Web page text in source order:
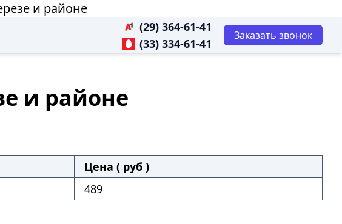
и районе
(29) 364-61-41
(33) 334-61-41
Заказать звонок
и районе
Цена ( руб )
489